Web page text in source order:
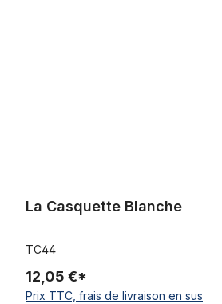
La Casquette Blanche
TC44
12,05 €*
Prix TTC, frais de livraison en sus